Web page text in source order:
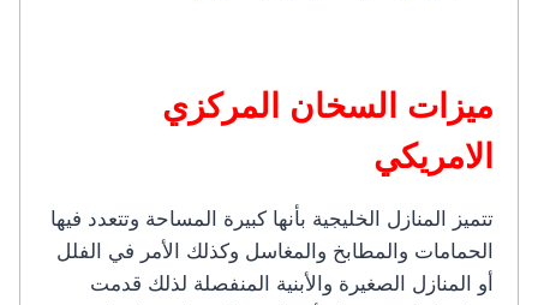
ميزات السخان المركزي
الامريكي
تتميز المنازل الخليجية بأنها كبيرة المساحة وتتعدد فيها
الحمامات والمطابخ والمغاسل وكذلك الأمر في الفلل
أو المنازل الصغيرة والأبنية المنفصلة لذلك قدمت